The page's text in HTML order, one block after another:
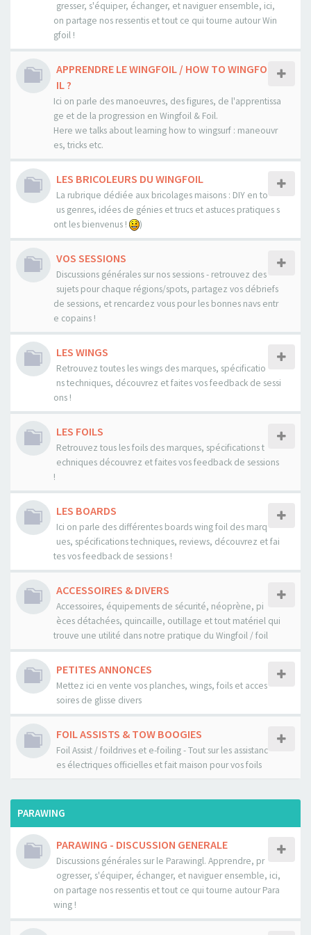
gresser, s'équiper, échanger, et naviguer ensemble, ici,
on partage nos ressentis et tout ce qui tourne autour Win
gfoil !
APPRENDRE LE WINGFOIL / HOW TO WINGFO
IL ?
Ici on parle des manoeuvres, des figures, de l'apprentissa
ge et de la progression en Wingfoil & Foil.
Here we talks about learning how to wingsurf : maneouvr
es, tricks etc.
LES BRICOLEURS DU WINGFOIL
La rubrique dédiée aux bricolages maisons : DIY en to
us genres, idées de génies et trucs et astuces pratiques s
ont les bienvenus !
)
VOS SESSIONS
Discussions générales sur nos sessions - retrouvez des
sujets pour chaque régions/spots, partagez vos débriefs
de sessions, et rencardez vous pour les bonnes navs entr
e copains !
LES WINGS
Retrouvez toutes les wings des marques, spécificatio
ns techniques, découvrez et faites vos feedback de sessi
ons !
LES FOILS
Retrouvez tous les foils des marques, spécifications t
echniques découvrez et faites vos feedback de sessions
!
LES BOARDS
Ici on parle des différentes boards wing foil des marq
ues, spécifications techniques, reviews, découvrez et fai
tes vos feedback de sessions !
ACCESSOIRES & DIVERS
Accessoires, équipements de sécurité, néoprène, pi
èces détachées, quincaille, outillage et tout matériel qui
trouve une utilité dans notre pratique du Wingfoil / foil
PETITES ANNONCES
Mettez ici en vente vos planches, wings, foils et acces
soires de glisse divers
FOIL ASSISTS & TOW BOOGIES
Foil Assist / foildrives et e-foiling - Tout sur les assistanc
es électriques officielles et fait maison pour vos foils
PARAWING
PARAWING - DISCUSSION GENERALE
Discussions générales sur le Parawingl. Apprendre, pr
ogresser, s'équiper, échanger, et naviguer ensemble, ici,
on partage nos ressentis et tout ce qui tourne autour Para
wing !